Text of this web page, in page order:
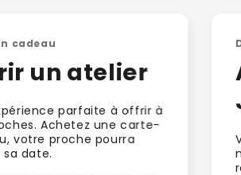
cadeau
un atelier
parfaite à offrir à
Achetez une carte-
votre proche pourra
sa date.